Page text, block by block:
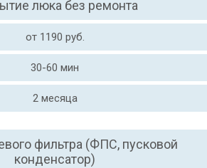
люка без ремонта
от 1190 руб.
30-60 мин
2 месяца
фильтра (ФПС, пусковой
конденсатор)